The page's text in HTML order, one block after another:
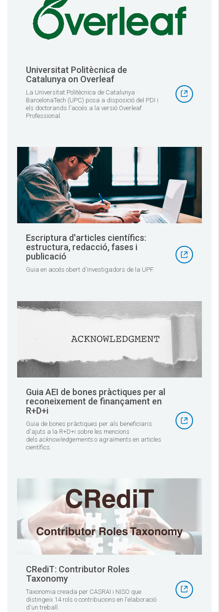
Universitat Politècnica de
Catalunya on Overleaf
La Universitat Politècnica de Catalunya ·
BarcelonaTech (UPC) posa a disposició del PDI i
els doctorands l'accés a la versió Overleaf
Professional.
Escriptura d'articles científics:
estructura, redacció, fases i
publicació
Guia en accés obert d'investigadors de la UPF.
Guia AEI de bones pràctiques per al
reconeixement de finançament en
R+D+i
Guia de bones pràctiques per als beneficiaris
d'ajuts a la R+D+i sobre les mencions
dels acknowledgements o agraïments en articles
científics.
CRediT: Contributor Roles
Taxonomy
Taxonomia creada per CASRAI i NISO que
distingeix 14 rols o contribucions en l'elaboració
d'un treball.